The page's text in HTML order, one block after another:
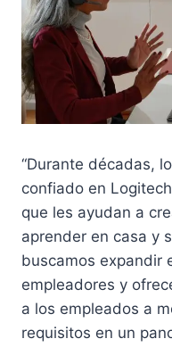
“Durante décadas,
confiado en
que les ayudan a
aprender en casa y
buscamos expandir
empleadores y
a los empleados a
requisitos en un